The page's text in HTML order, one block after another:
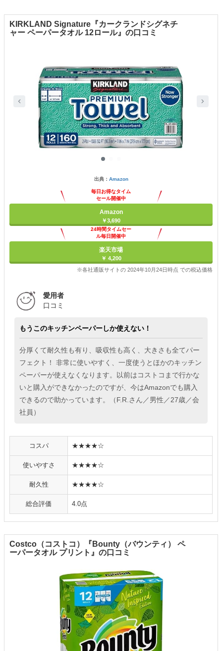
KIRKLAND Signature『カークランドシグネチ
ャー ペーパータオル 12ロール』の口コミ
出典： Amazon
毎日お得なタイム
セール開催中
Amazon
￥3,690
24時間タイムセー
ル毎日開催中
楽天市場
￥ 4,200
※各社通販サイトの 2024年10月24日時点 での税込価格
愛用者
口コミ
もうこのキッチンペーパーしか使えない！
分厚くて耐久性も有り、吸収性も高く、大きさも全てパー
フェクト！ 非常に使いやすく、一度使うとほかのキッチン
ペーパーが使えなくなります。以前はコストコまで行かな
いと購入ができなかったのですが、今はAmazonでも購入
できるので助かっています。（F.R.さん／男性／27歳／会
社員）
コスパ ★★★★☆
使いやすさ ★★★★☆
耐久性 ★★★★☆
総合評価 4.0点
Costco（コストコ）『Bounty（バウンティ） ペ
ーパータオル プリント』の口コミ